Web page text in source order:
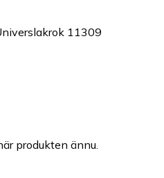
11309
produkten ännu.